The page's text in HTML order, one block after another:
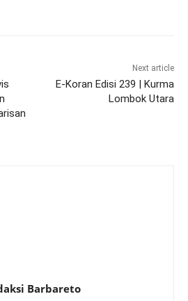
Next article
E-Koran Edisi 239 | Kurma
Lombok Utara
Barbareto